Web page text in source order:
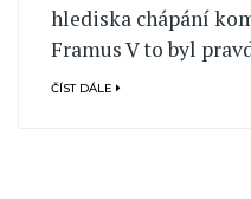
hlediska chápání
Framus V to byl
ČÍST DÁLE